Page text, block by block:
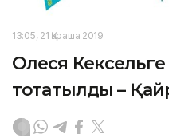
13:05, 21 Қараша 2019
Олеся Кексельге
тоқтатылды –